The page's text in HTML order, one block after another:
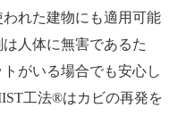
れた建物にも適用可能
人体に無害であるた
がいる場合でも安心し
工法®はカビの再発を